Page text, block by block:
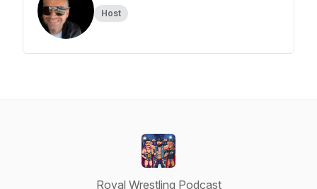
Host
Royal Wrestling Podcast